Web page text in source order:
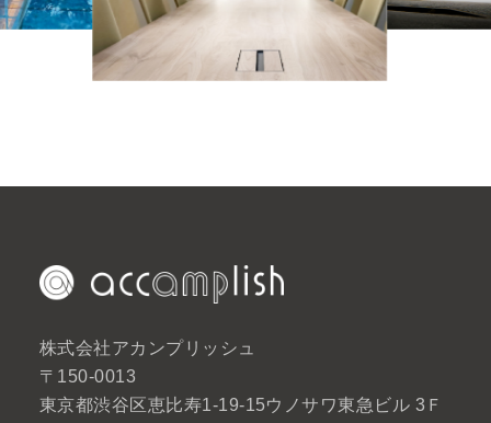
株式会社アカンプリッシュ
〒150-0013
東京都渋谷区恵比寿1-19-15ウノサワ東急ビル 3Ｆ